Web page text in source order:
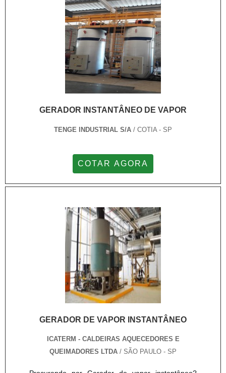
GERADOR INSTANTÂNEO DE VAPOR
TENGE INDUSTRIAL S/A / COTIA - SP
COTAR AGORA
GERADOR DE VAPOR INSTANTÂNEO
ICATERM - CALDEIRAS AQUECEDORES E
QUEIMADORES LTDA / SÃO PAULO - SP